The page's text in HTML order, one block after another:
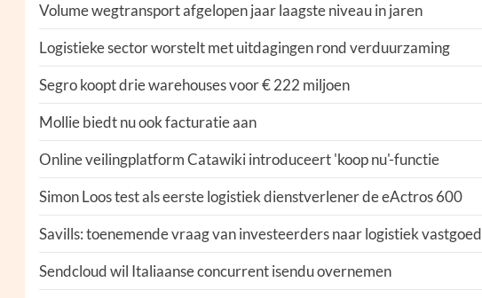
Volume wegtransport afgelopen jaar laagste niveau in jaren
Logistieke sector worstelt met uitdagingen rond verduurzaming
Segro koopt drie warehouses voor € 222 miljoen
Mollie biedt nu ook facturatie aan
Online veilingplatform Catawiki introduceert 'koop nu'-functie
Simon Loos test als eerste logistiek dienstverlener de eActros 600
Savills: toenemende vraag van investeerders naar logistiek vastgoed
Sendcloud wil Italiaanse concurrent isendu overnemen